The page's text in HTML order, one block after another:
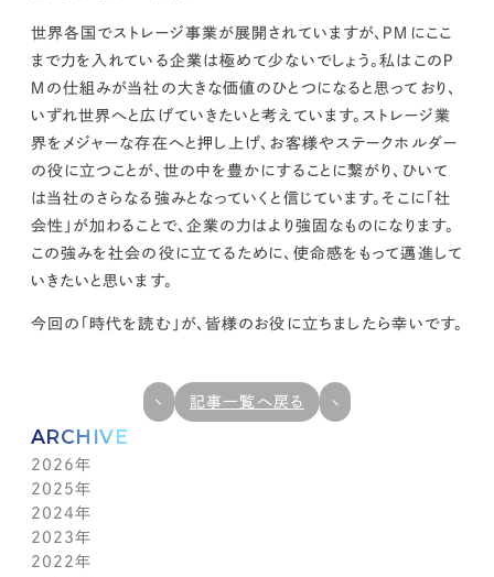
ARCHIVE
2026年
7月(1)
6月(1)
5月(1)
4月(1)
2025年
12月(1)
11月(1)
10月(1)
2024年
11月(1)
10月(1)
2023年
11月(1)
2022年
世界各国でストレージ事業が展開されていますが、ＰＭにここ
まで力を入れている企業は極めて少ないでしょう。私はこのＰ
Ｍの仕組みが当社の大きな価値のひとつになると思っており、
いずれ世界へと広げていきたいと考えています。ストレージ業
界をメジャーな存在へと押し上げ、お客様やステークホルダー
の役に立つことが、世の中を豊かにすることに繋がり、ひいて
は当社のさらなる強みとなっていくと信じています。そこに「社
会性」が加わることで、企業の力はより強固なものになります。
この強みを社会の役に立てるために、使命感をもって邁進して
いきたいと思います。
今回の「時代を読む」が、皆様のお役に立ちましたら幸いです。
記事一覧へ戻る